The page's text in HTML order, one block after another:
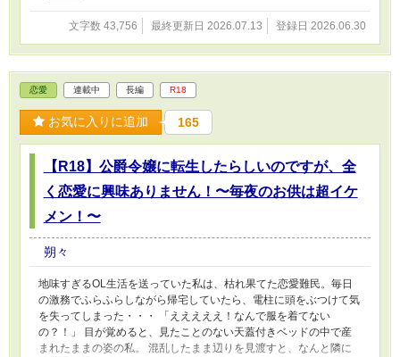
った。 一方の雫もまた、華やかな世界の中で理想と現実の狭間に
揺れ、自分でも気づかない孤独を抱えていく。 成功すればするほ
ど、近づいているはずなのに、少しずつすれ違っていく二人。 そ
れでも澪は、雫を失いたくなかった。 だからこそ、ある日、二人
の関係を大きく変える一つの提案をする。 その選択が、ユニット
としての未来を守ることになるのか、それとも壊してしまうのか
――。 水平線の向こうにあると信じた理想郷は、手を伸ばせば届
く場所ではなかったのかもしれない。 これは、二人だけの居場所
よりも特別な存在」でありたいという願いの狭間でもがき続ける、
切なくも危うい青春芸能小説。
文字数 43,756 最終更新日 2026.07.13 登録日 2026.06.30
恋愛 連載中 長編 R18
お気に入りに追加 165
【R18】公爵令嬢に転生したらしいのですが、全
く恋愛に興味ありません！〜毎夜のお供は超イケ
メン！〜
朔々
地味すぎるOL生活を送っていた私は、枯れ果てた恋愛難民。毎日
の激務でふらふらしながら帰宅していたら、電柱に頭をぶつけて気
を失ってしまった・・・ 「えええええ！なんで服を着てない
の？！」 目が覚めると、見たことのない天蓋付きベッドの中で産
まれたままの姿の私。 混乱したまま辺りを見渡すと、なんと隣に